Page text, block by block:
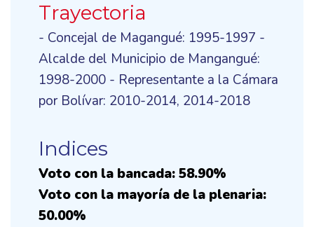
Trayectoria
- Concejal de Magangué: 1995-1997 -
Alcalde del Municipio de Mangangué:
1998-2000 - Representante a la Cámara
por Bolívar: 2010-2014, 2014-2018
Indices
Voto con la bancada: 58.90%
Voto con la mayoría de la plenaria:
50.00%